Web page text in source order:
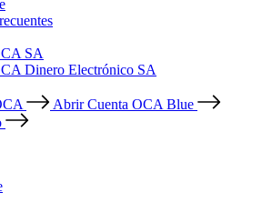
SA
Dinero Electrónico SA
Abrir Cuenta OCA Blue